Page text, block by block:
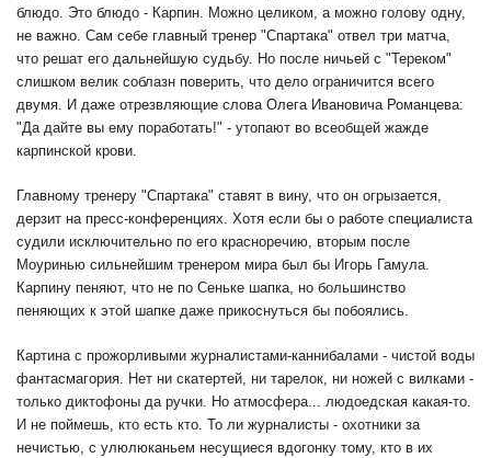
блюдо. Это блюдо - Карпин. Можно целиком, а можно голову одну,
не важно. Сам себе главный тренер "Спартака" отвел три матча,
что решат его дальнейшую судьбу. Но после ничьей с "Тереком"
слишком велик соблазн поверить, что дело ограничится всего
двумя. И даже отрезвляющие слова Олега Ивановича Романцева:
"Да дайте вы ему поработать!" - утопают во всеобщей жажде
карпинской крови.
Главному тренеру "Спартака" ставят в вину, что он огрызается,
дерзит на пресс-конференциях. Хотя если бы о работе специалиста
судили исключительно по его красноречию, вторым после
Моуринью сильнейшим тренером мира был бы Игорь Гамула.
Карпину пеняют, что не по Сеньке шапка, но большинство
пеняющих к этой шапке даже прикоснуться бы побоялись.
Картина с прожорливыми журналистами-каннибалами - чистой воды
фантасмагория. Нет ни скатертей, ни тарелок, ни ножей с вилками -
только диктофоны да ручки. Но атмосфера... людоедская какая-то.
И не поймешь, кто есть кто. То ли журналисты - охотники за
нечистью, с улюлюканьем несущиеся вдогонку тому, кто в их